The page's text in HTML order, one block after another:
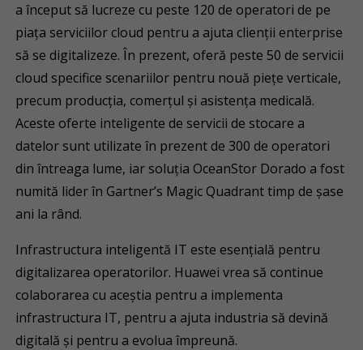
a început să lucreze cu peste 120 de operatori de pe
piața serviciilor cloud pentru a ajuta clienții enterprise
să se digitalizeze. În prezent, oferă peste 50 de servicii
cloud specifice scenariilor pentru nouă piețe verticale,
precum producția, comerțul și asistența medicală.
Aceste oferte inteligente de servicii de stocare a
datelor sunt utilizate în prezent de 300 de operatori
din întreaga lume, iar soluția OceanStor Dorado a fost
numită lider în Gartner’s Magic Quadrant timp de șase
ani la rând.
Infrastructura inteligentă IT este esențială pentru
digitalizarea operatorilor. Huawei vrea să continue
colaborarea cu aceștia pentru a implementa
infrastructura IT, pentru a ajuta industria să devină
digitală și pentru a evolua împreună.